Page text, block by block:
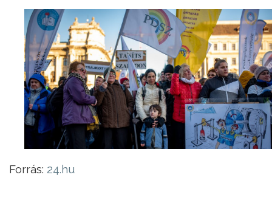
Forrás: 24.hu